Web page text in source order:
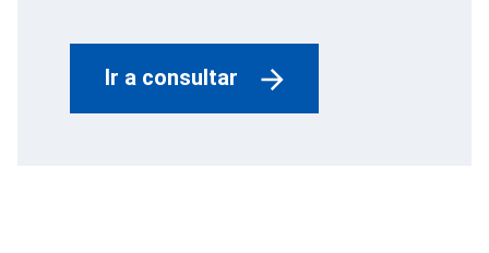
Ir a consultar